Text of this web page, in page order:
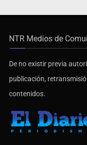
NTR Medios de
De no existir previa
publicación,
contenidos.